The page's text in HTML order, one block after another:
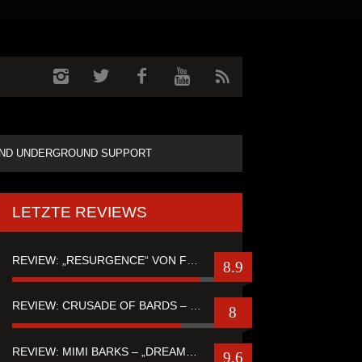
UNDERGROUND SUPPORT
LETZTE REVIEWS
8.9
REVIEW: CRUSADE OF BARDS – “TALES OF DISTANT WORLDS“ 8
9.6